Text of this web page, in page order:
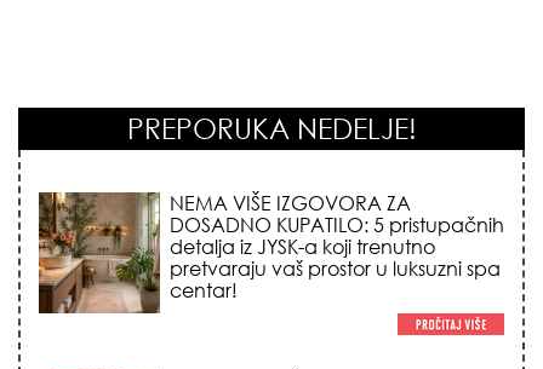
PREPORUKA NEDELJE!
STILISTI SE SLAŽU – OVI NOKTI SU HIT
SEZONE: 5 manikir trendova koji
osvajaju sve poglede i izgledaju
skupo na svačijim rukama!